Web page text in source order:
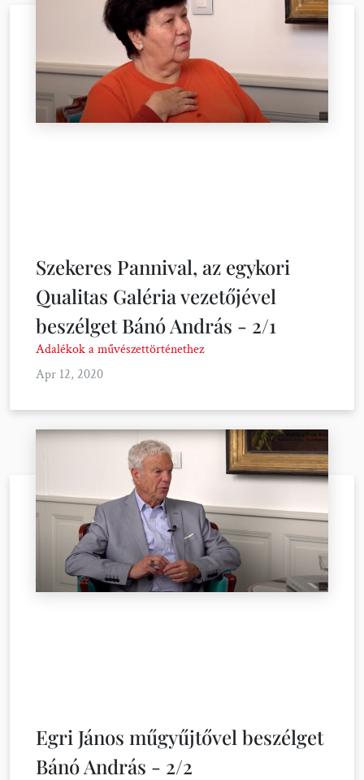
Szekeres Pannival, az egykori
Qualitas Galéria vezetőjével
beszélget Bánó András - 2/1
Adalékok a művészettörténethez
Apr 12, 2020
Egri János műgyűjtővel beszélget
Bánó András - 2/2